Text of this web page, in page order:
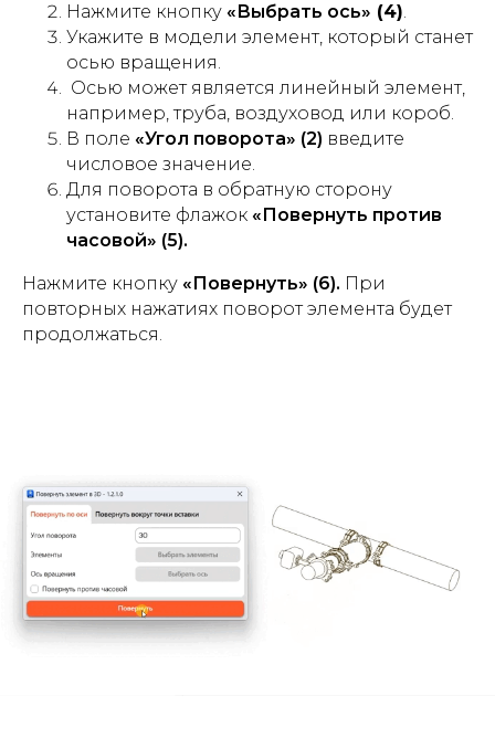
Нажмите кнопку «Выбрать ось» (4).
Укажите в модели элемент, который станет
осью вращения.
Осью может является линейный элемент,
например, труба, воздуховод или короб.
В поле «Угол поворота» (2) введите
числовое значение.
Для поворота в обратную сторону
установите флажок «Повернуть против
часовой» (5).
Нажмите кнопку «Повернуть» (6). При
повторных нажатиях поворот элемента будет
продолжаться.